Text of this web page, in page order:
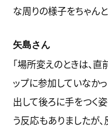
な周りの様子をちゃん
矢島さん
「場所変えのときは、
ップに参加していなか
出して後ろに手をつく
う反応もありましたが